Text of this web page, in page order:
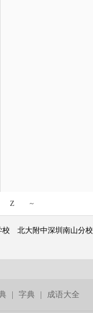
Z ~
校 北大附中深圳南山分校
| 字典| 成语大全